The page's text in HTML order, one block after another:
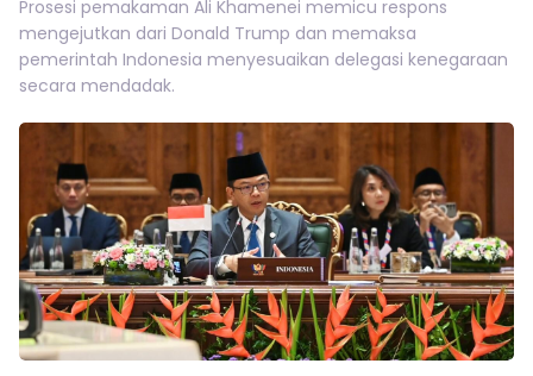
Prosesi pemakaman Ali Khamenei memicu respons
mengejutkan dari Donald Trump dan memaksa
pemerintah Indonesia menyesuaikan delegasi kenegaraan
secara mendadak.